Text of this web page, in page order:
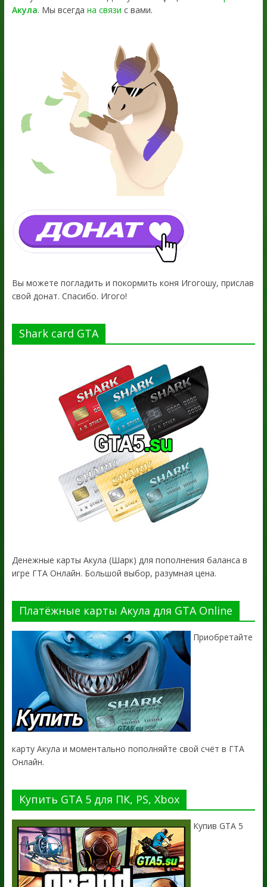
Акула. Мы всегда на связи с вами.
Вы можете погладить и покормить коня Игогошу, прислав
свой донат. Спасибо. Игого!
Shark card GTA
Денежные карты Акула (Шарк) для пополнения баланса в
игре ГТА Онлайн. Большой выбор, разумная цена.
Платёжные карты Акула для GTA Online
Приобретайте
карту Акула и моментально пополняйте свой счёт в ГТА
Онлайн.
Купить GTA 5 для ПК, PS, Xbox
Купив GTA 5